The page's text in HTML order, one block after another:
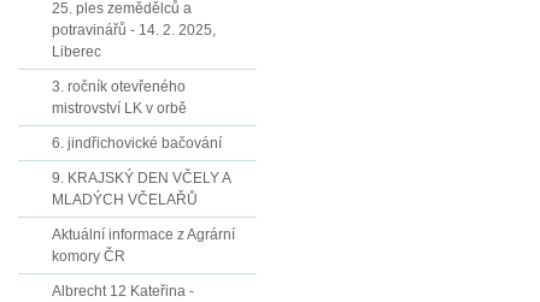
25. ples zemědělců a
potravinářů - 14. 2. 2025,
Liberec
3. ročník otevřeného
mistrovství LK v orbě
6. jindřichovické bačování
9. KRAJSKÝ DEN VČELY A
MLADÝCH VČELAŘŮ
Aktuální informace z Agrární
komory ČR
Albrecht 12 Kateřina -